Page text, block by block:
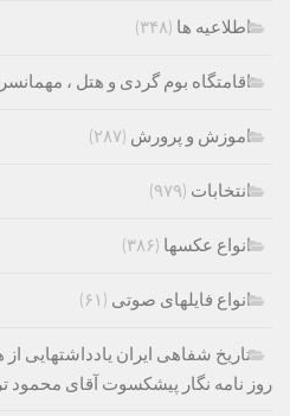
اطلاعیه ها (۳۴۸)
اقامتگاه بوم گردی و هتل ،
اموزش و پرورش (۲۸۷)
انتخابات (۹۷۹)
انواع عکسها (۳۸۶)
انواع فایلهای صوتی (۶۱)
تاریخ شفاهی ایران یادداشتهایی
روز نامه نگار پیشکسوت آقای محمود